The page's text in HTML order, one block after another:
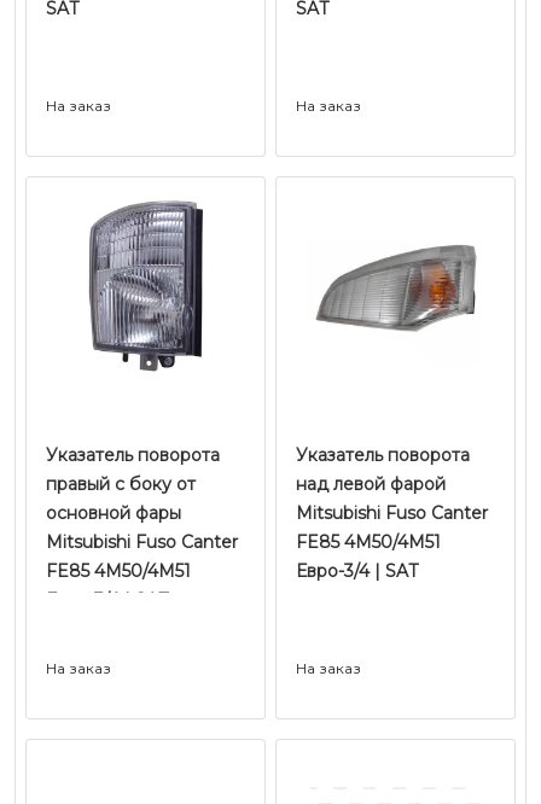
SAT
На заказ
SAT
На заказ
Указатель поворота
правый c боку от
основной фары
Mitsubishi Fuso Canter
FE85 4M50/4M51
Евро-3/4 | SAT
На заказ
Указатель поворота
над левой фарой
Mitsubishi Fuso Canter
FE85 4M50/4M51
Евро-3/4 | SAT
На заказ